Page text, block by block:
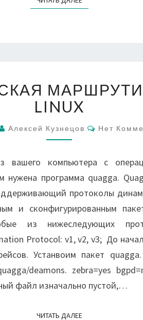
В
LINUX
LINUX
Алексей Кузнецов Нет
вашего компьютера с
нужена программа quagga.
протоколы
и сконфигурированным
из нижеследующих
Protocol: v1, v2, v3; До
Устанвоим пакет
deamons. zebra=yes
файл изначально пустой,…
ЧИТАТЬ ДАЛЕЕЧИТАТЬ ДАЛЕЕ